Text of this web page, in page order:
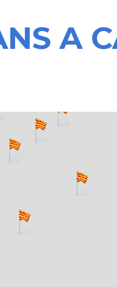
A
si us plau